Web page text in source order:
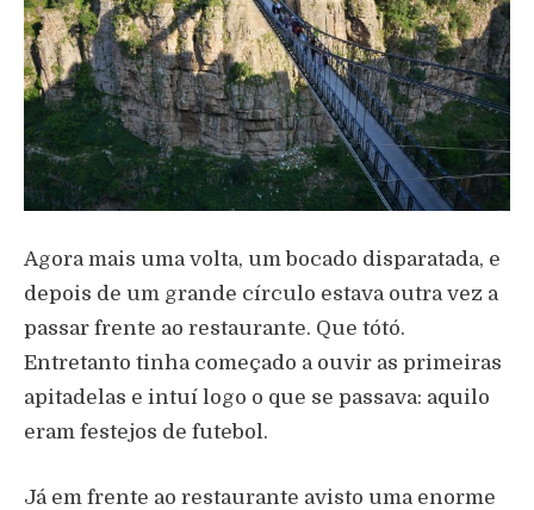
Agora mais uma volta, um bocado disparatada, e
depois de um grande círculo estava outra vez a
passar frente ao restaurante. Que tótó.
Entretanto tinha começado a ouvir as primeiras
apitadelas e intuí logo o que se passava: aquilo
eram festejos de futebol.
Já em frente ao restaurante avisto uma enorme